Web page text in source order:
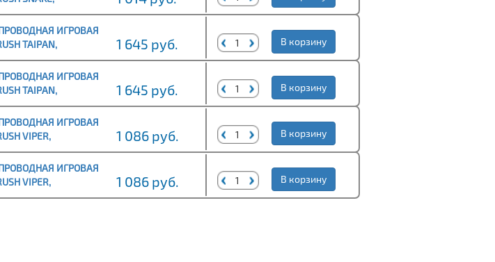
АМБУШЮРЫ, ШНУР
СИНЯЯ (1/30)ИГРОВАЯ
TAIPAN,
АМБУШЮРЫ, ШНУР
КРАСНАЯ (1/
1 645 руб. В корзину
ИГРОВАЯ
TAIPAN,
АМБУШЮРЫ, ШНУР
СИНЯЯ (1/30
1 645 руб. В корзину
ИГРОВАЯ
VIPER,
АМБУШЮРЫ, ШНУР
ЗЕЛЕНАЯ (1/3
1 086 руб. В корзину
ИГРОВАЯ
VIPER,
АМБУШЮРЫ, ШНУР
1 086 руб. В корзину